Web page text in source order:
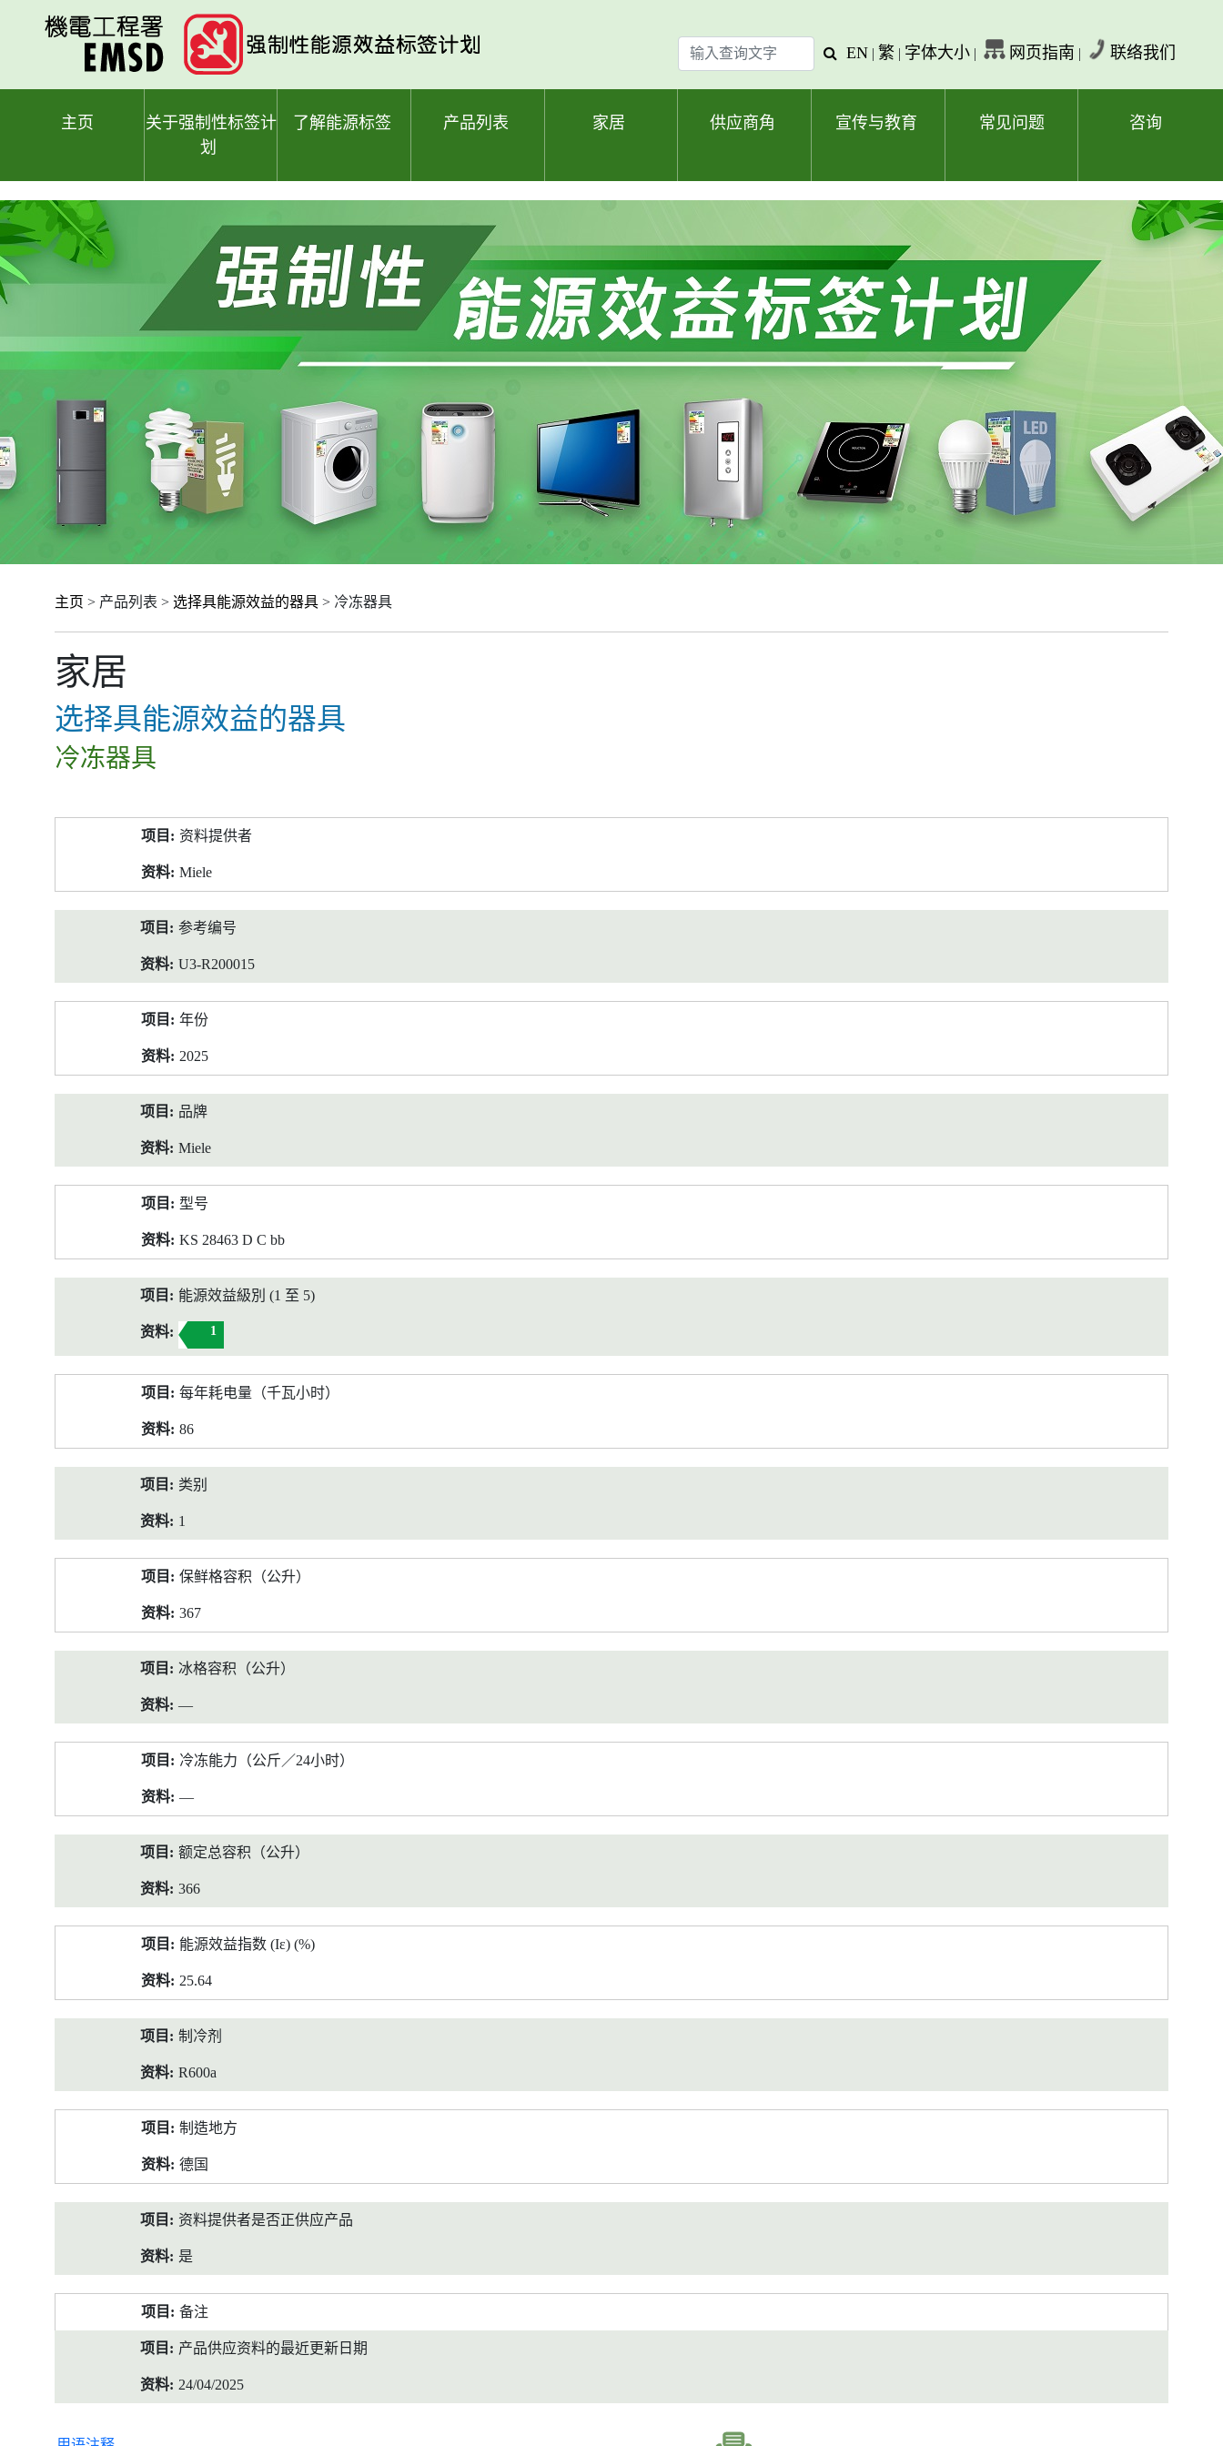
输
入
查
查
字
EN | 繁 | 字体大小 | 网页指南 | 联络我们
主页
关于强制性标签计
划
了解能源标签 产品列表 家居 供应商角 宣传与教育 常见问题 咨询
主页 > 产品列表 > 选择具能源效益的器具 > 冷冻器具
家居
选择具能源效益的器具
冷冻器具
料
资料提供者
Miele
参考编号
U3-R200015
年份
2025
品牌
Miele
型号
KS 28463 D C bb
能源效益級別 (1 至 5)
1
每年耗电量（千瓦小时）
86
类别
1
保鲜格容积（公升）
367
冰格容积（公升）
—
冷冻能力（公斤／24小时）
—
额定总容积（公升）
366
能源效益指数 (Iε) (%)
25.64
制冷剂
R600a
制造地方
德国
资料提供者是否正供应产品
是
备注
产品供应资料的最近更新日期
24/04/2025